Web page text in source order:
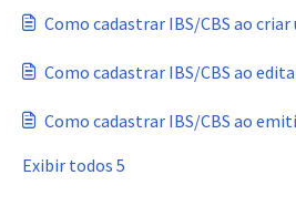
Como cadastrar IBS/CBS ao
Como cadastrar IBS/CBS ao
Como cadastrar IBS/CBS ao
Exibir todos 5